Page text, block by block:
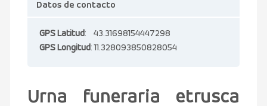
Datos de contacto
GPS Latitud: 43.31698154447298
GPS Longitud: 11.328093850828054
Urna funeraria etrusca